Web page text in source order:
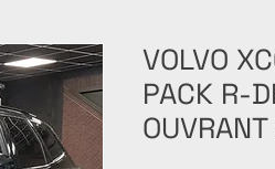
VOLVO
PACK R-